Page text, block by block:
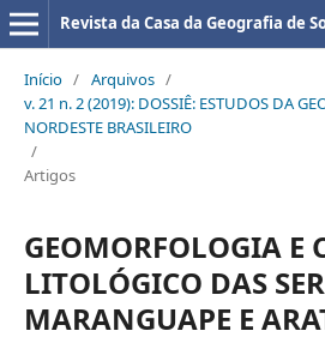
Revista da Casa da Geografia de
Início / Arquivos /
v. 21 n. 2 (2019): DOSSIÊ: ESTUDOS DA
NORDESTE BRASILEIRO
/
Artigos
GEOMORFOLOGIA E
LITOLÓGICO DAS
MARANGUAPE E